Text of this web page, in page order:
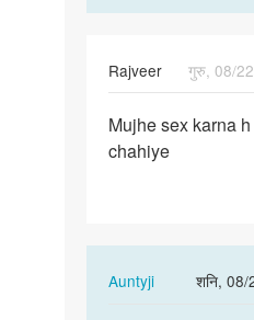
Rajveer
गुरु, 08/
Mujhe
sex
Mujhe sex karna
chahiye
Auntyji
शनि,
In